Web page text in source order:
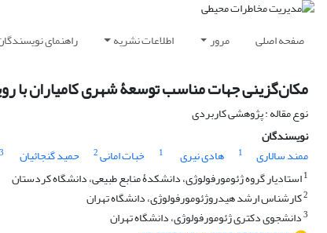
صفحه اصلی مرور اطلاعات نشریه راهنمای
مکان‌گزینی جهات مناسب توسعۀ شهری کامیاران با
نوع مقاله : پژوهشی کاربردی
نویسندگان
ممند سالاری
1 هادی نیری 1 خبات امانی2 حمید گنجائیان
3
1استادیار گروه ژئومورفولوژی، دانشکدۀ منابع طبیعی، دانشگاه کردستان
2کارشناس ارشد هیدروژئومورفولوژی، دانشگاه تهران
3دانشجوی دکتری ژئومورفولوژی، دانشگاه تهران